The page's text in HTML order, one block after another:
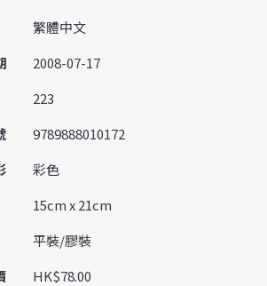
繁體中文
2008-07-17
223
9789888010172
彩色
15cm x 21cm
平裝/膠裝
HK$78.00